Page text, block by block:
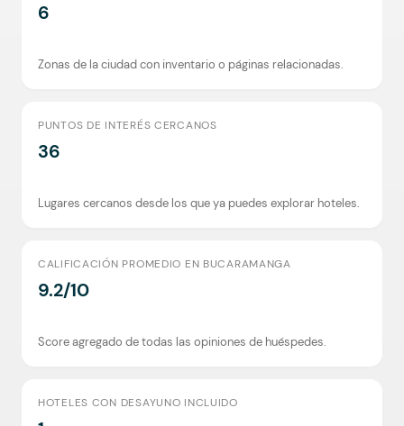
6
Zonas de la ciudad con inventario o páginas relacionadas.
PUNTOS DE INTERÉS CERCANOS
36
Lugares cercanos desde los que ya puedes explorar hoteles.
CALIFICACIÓN PROMEDIO EN BUCARAMANGA
9.2/10
Score agregado de todas las opiniones de huéspedes.
HOTELES CON DESAYUNO INCLUIDO